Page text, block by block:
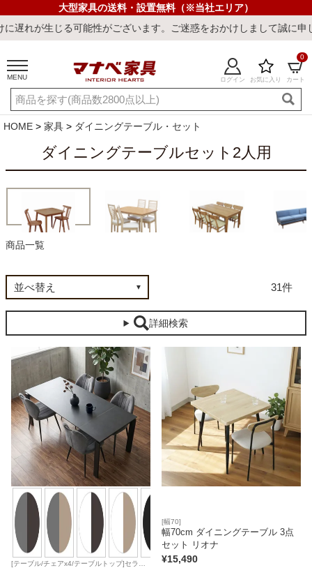
大型家具の送料・設置無料（※当社エリア）
います。ご迷惑をおかけしまして誠に申し訳ございません。
MENU ログイン お気に入り カート
0
ご利用ガイド 新規会員登録
店舗一覧 閲覧履歴
よくある質問
キーワード・商品番号で探す
最短発送 冷感寝具 ウィルトンラ
カテゴリから探す
ソファ
テレビ台・リビング家具
ダイニングテーブル・セット
椅子・チェア
HOME 家具 ダイニングテーブル・セット
ダイニングテーブルセット2人用
2人用セット
商品一覧
31
詳細検索
[テーブル/チェアx4/テーブルトップ]セラミ
[幅70]
幅70cm ダイニングテーブル 3点
セット リオナ
¥15,490